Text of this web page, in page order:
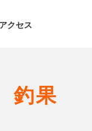
クセス
釣果